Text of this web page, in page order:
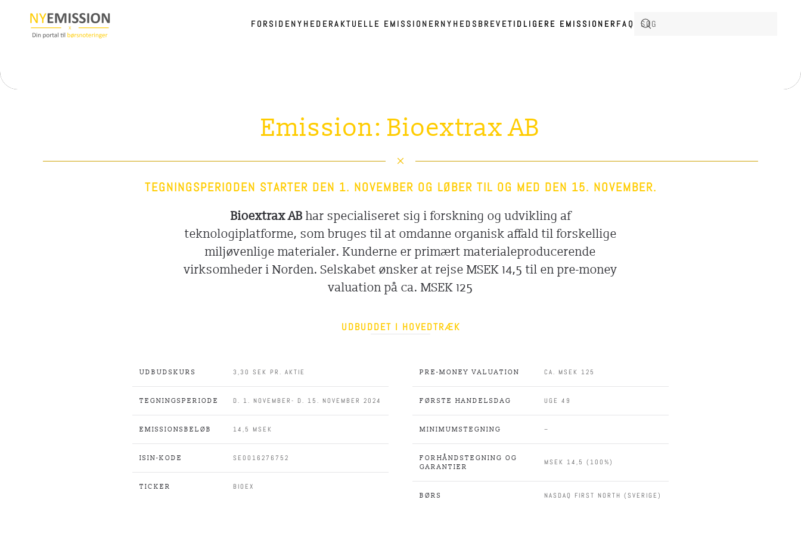
Gå til hovedindhold FORSIDENYHEDERAKTUELLE EMISSIONERNYHEDSBREVETIDLIGERE EMISSIONERFAQ
Emission: Bioextrax AB
TEGNINGSPERIODEN STARTER DEN 1. NOVEMBER OG LØBER TIL OG MED DEN 15. NOVEMBER.
Bioextrax AB har specialiseret sig i forskning og udvikling af
teknologiplatforme, som bruges til at omdanne organisk affald til forskellige
miljøvenlige materialer. Kunderne er primært materialeproducerende
virksomheder i Norden. Selskabet ønsker at rejse MSEK 14,5 til en pre-money
valuation på ca. MSEK 125
UDBUDDET I HOVEDTRÆK
UDBUDSKURS 3,30 SEK PR. AKTIE
TEGNINGSPERIODE D. 1. NOVEMBER- D. 15. NOVEMBER 2024
EMISSIONSBELØB 14,5 MSEK
ISIN-KODE SE0016276752
TICKER BIOEX
PRE-MONEY VALUATION CA. MSEK 125
FØRSTE HANDELSDAG UGE 49
MINIMUMSTEGNING –
FORHÅNDSTEGNING OG
GARANTIER
MSEK 14,5 (100%)
BØRS NASDAQ FIRST NORTH (SVERIGE)